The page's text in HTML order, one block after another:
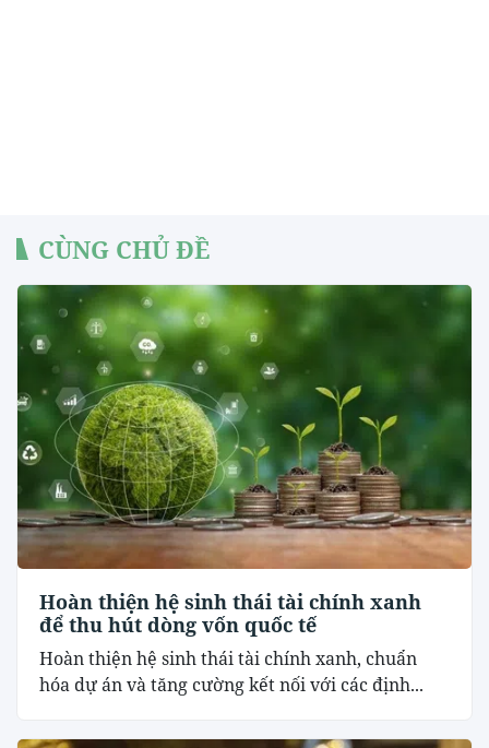
CÙNG CHỦ ĐỀ
Hoàn thiện hệ sinh thái tài chính xanh
để thu hút dòng vốn quốc tế
Hoàn thiện hệ sinh thái tài chính xanh, chuẩn
hóa dự án và tăng cường kết nối với các định...